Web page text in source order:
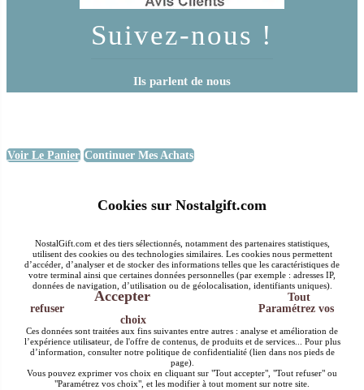
Suivez-nous !
Ils parlent de nous
Voir Le Panier Continuer Mes Achats
Cookies sur Nostalgift.com
NostalGift.com et des tiers sélectionnés, notamment des partenaires statistiques,
utilisent des cookies ou des technologies similaires. Les cookies nous permettent
d’accéder, d’analyser et de stocker des informations telles que les caractéristiques de
votre terminal ainsi que certaines données personnelles (par exemple : adresses IP,
données de navigation, d’utilisation ou de géolocalisation, identifiants uniques).
Accepter
Tout
refuser
Paramétrez vos
choix
Ces données sont traitées aux fins suivantes entre autres : analyse et amélioration de
l’expérience utilisateur, de l'offre de contenus, de produits et de services... Pour plus
d’information, consulter notre politique de confidentialité (lien dans nos pieds de
page).
Vous pouvez exprimer vos choix en cliquant sur "Tout accepter", "Tout refuser" ou
"Paramétrez vos choix", et les modifier à tout moment sur notre site.